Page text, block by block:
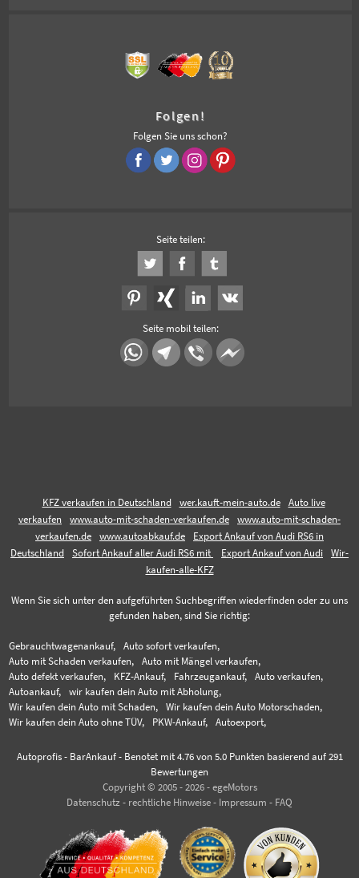
Folgen!
Folgen Sie uns schon?
Seite teilen:
Seite mobil teilen:
KFZ verkaufen in Deutschland wer.kauft-mein-auto.de
Auto live
verkaufen
www.auto-mit-schaden-verkaufen.de
www.auto-mit-schaden-
verkaufen.de
www.autoabkauf.de
Export Ankauf von Audi RS6 in
Deutschland
Sofort Ankauf aller Audi RS6 mit Export Ankauf von Audi
Wir-
kaufen-alle-KFZ
Wenn Sie sich unter den aufgeführten Suchbegriffen wiederfinden oder zu uns
gefunden haben, sind Sie richtig:
Gebrauchtwagenankauf,
Auto sofort verkaufen,
Auto mit Schaden verkaufen,
Auto mit Mängel verkaufen,
Auto defekt verkaufen,
KFZ-Ankauf, Fahrzeugankauf,
Auto verkaufen,
Autoankauf,
wir kaufen dein Auto mit Abholung,
Wir kaufen dein Auto mit Schaden,
Wir kaufen dein Auto Motorschaden,
Wir kaufen dein Auto ohne TÜV,
PKW-Ankauf, Autoexport,
Autoprofis - BarAnkauf- Benotet mit 4.76von 5.0 Punkten basierend auf 291
Bewertungen
Copyright © 2005 - 2026 - egeMotors
Datenschutz - rechtliche Hinweise - Impressum - FAQ